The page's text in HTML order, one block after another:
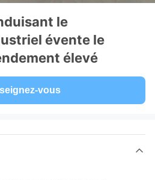
le
évente le
élevé
vous